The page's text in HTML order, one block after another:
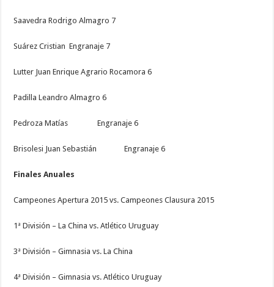
Saavedra Rodrigo Almagro 7
Suárez Cristian Engranaje 7
Lutter Juan Enrique Agrario Rocamora 6
Padilla Leandro Almagro 6
Pedroza Matías Engranaje 6
Brisolesi Juan Sebastián Engranaje 6
Finales Anuales
Campeones Apertura 2015 vs. Campeones Clausura 2015
1ª División – La China vs. Atlético Uruguay
3ª División – Gimnasia vs. La China
4ª División – Gimnasia vs. Atlético Uruguay